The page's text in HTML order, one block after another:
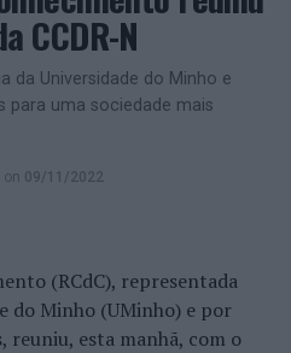
CCDR-N
da Universidade do Minho e
para uma sociedade mais
on 09/11/2022
(RCdC), representada
do Minho (UMinho) e por
reuniu, esta manhã, com o